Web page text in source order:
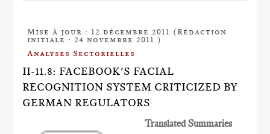
Mise à jour : 12 décembre 2011 (Rédaction
initiale : 24 novembre 2011 )
Analyses Sectorielles
II-11.8: FACEBOOK'S FACIAL
RECOGNITION SYSTEM CRITICIZED BY
GERMAN REGULATORS
Translated Summaries